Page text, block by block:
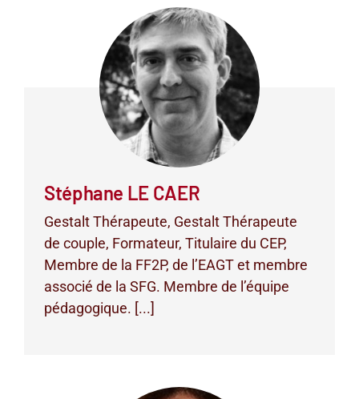
Stéphane LE CAER
Gestalt Thérapeute, Gestalt Thérapeute
de couple, Formateur, Titulaire du CEP,
Membre de la FF2P, de l’EAGT et membre
associé de la SFG. Membre de l’équipe
pédagogique. [...]